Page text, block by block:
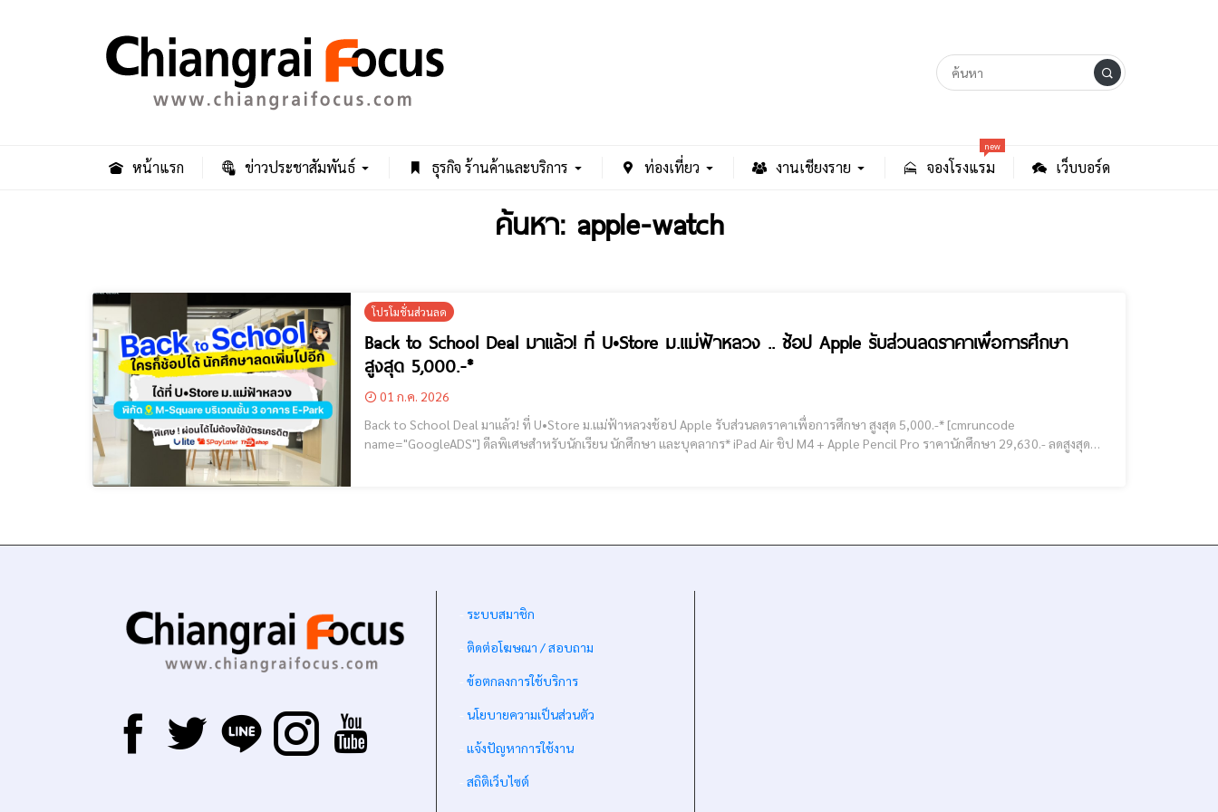
หน้าแรก ข่าวประชาสัมพันธ์ ธุรกิจ ร้านค้าและบริการ ท่องเที่ยว งานเชียงราย จองโรงแรม
new
เว็บบอร์ด
ค้นหา: apple-watch
โปรโมชั่นส่วนลด
Back to School Deal มาแล้ว! ที่ U•Store ม.แม่ฟ้าหลวง .. ช้อป Apple รับส่วนลดราคาเพื่อการศึกษา
สูงสุด 5,000.-*
01 ก.ค. 2026
Back to School Deal มาแล้ว! ที่ U•Store ม.แม่ฟ้าหลวงช้อป Apple รับส่วนลดราคาเพื่อการศึกษา สูงสุด 5,000.-* [cmruncode
name="GoogleADS"] ดีลพิเศษสำหรับนักเรียน นักศึกษา และบุคลากร* iPad Air ชิป M4 + Apple Pencil Pro ราคานักศึกษา 29,630.- ลดสูงสุด
ระบบสมาชิก
ติดต่อโฆษณา / สอบถาม
ข้อตกลงการใช้บริการ
นโยบายความเป็นส่วนตัว
แจ้งปัญหาการใช้งาน
สถิติเว็บไซต์